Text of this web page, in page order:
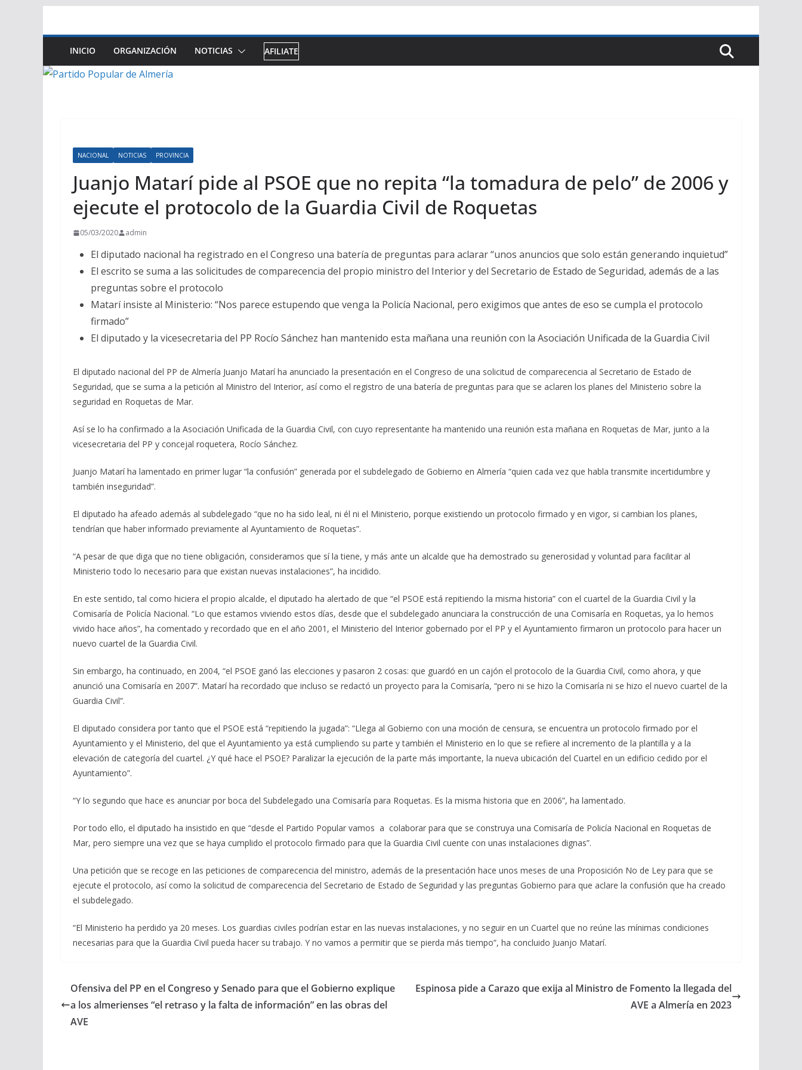
contenido
INICIO ORGANIZACIÓN NOTICIAS AFILIATE
NACIONAL NOTICIAS PROVINCIA
Juanjo Matarí pide al PSOE que no repita “la tomadura de pelo” de 2006 y
ejecute el protocolo de la Guardia Civil de Roquetas
05/03/2020 admin
El diputado nacional ha registrado en el Congreso una batería de preguntas para aclarar “unos anuncios que solo están generando inquietud”
El escrito se suma a las solicitudes de comparecencia del propio ministro del Interior y del Secretario de Estado de Seguridad, además de a las
preguntas sobre el protocolo
Matarí insiste al Ministerio: “Nos parece estupendo que venga la Policía Nacional, pero exigimos que antes de eso se cumpla el protocolo
firmado”
El diputado y la vicesecretaria del PP Rocío Sánchez han mantenido esta mañana una reunión con la Asociación Unificada de la Guardia Civil
El diputado nacional del PP de Almería Juanjo Matarí ha anunciado la presentación en el Congreso de una solicitud de comparecencia al Secretario de Estado de
Seguridad, que se suma a la petición al Ministro del Interior, así como el registro de una batería de preguntas para que se aclaren los planes del Ministerio sobre la
seguridad en Roquetas de Mar.
Así se lo ha confirmado a la Asociación Unificada de la Guardia Civil, con cuyo representante ha mantenido una reunión esta mañana en Roquetas de Mar, junto a la
vicesecretaria del PP y concejal roquetera, Rocío Sánchez.
Juanjo Matarí ha lamentado en primer lugar “la confusión” generada por el subdelegado de Gobierno en Almería “quien cada vez que habla transmite incertidumbre y
también inseguridad”.
El diputado ha afeado además al subdelegado “que no ha sido leal, ni él ni el Ministerio, porque existiendo un protocolo firmado y en vigor, si cambian los planes,
tendrían que haber informado previamente al Ayuntamiento de Roquetas”.
“A pesar de que diga que no tiene obligación, consideramos que sí la tiene, y más ante un alcalde que ha demostrado su generosidad y voluntad para facilitar al
Ministerio todo lo necesario para que existan nuevas instalaciones”, ha incidido.
En este sentido, tal como hiciera el propio alcalde, el diputado ha alertado de que “el PSOE está repitiendo la misma historia” con el cuartel de la Guardia Civil y la
Comisaría de Policía Nacional. “Lo que estamos viviendo estos días, desde que el subdelegado anunciara la construcción de una Comisaría en Roquetas, ya lo hemos
vivido hace años”, ha comentado y recordado que en el año 2001, el Ministerio del Interior gobernado por el PP y el Ayuntamiento firmaron un protocolo para hacer un
nuevo cuartel de la Guardia Civil.
Sin embargo, ha continuado, en 2004, “el PSOE ganó las elecciones y pasaron 2 cosas: que guardó en un cajón el protocolo de la Guardia Civil, como ahora, y que
anunció una Comisaría en 2007”. Matarí ha recordado que incluso se redactó un proyecto para la Comisaría, “pero ni se hizo la Comisaría ni se hizo el nuevo cuartel de la
Guardia Civil”.
El diputado considera por tanto que el PSOE está “repitiendo la jugada”: “Llega al Gobierno con una moción de censura, se encuentra un protocolo firmado por el
Ayuntamiento y el Ministerio, del que el Ayuntamiento ya está cumpliendo su parte y también el Ministerio en lo que se refiere al incremento de la plantilla y a la
elevación de categoría del cuartel. ¿Y qué hace el PSOE? Paralizar la ejecución de la parte más importante, la nueva ubicación del Cuartel en un edificio cedido por el
Ayuntamiento”.
“Y lo segundo que hace es anunciar por boca del Subdelegado una Comisaría para Roquetas. Es la misma historia que en 2006”, ha lamentado.
Por todo ello, el diputado ha insistido en que “desde el Partido Popular vamos a colaborar para que se construya una Comisaría de Policía Nacional en Roquetas de
Mar, pero siempre una vez que se haya cumplido el protocolo firmado para que la Guardia Civil cuente con unas instalaciones dignas”.
Una petición que se recoge en las peticiones de comparecencia del ministro, además de la presentación hace unos meses de una Proposición No de Ley para que se
ejecute el protocolo, así como la solicitud de comparecencia del Secretario de Estado de Seguridad y las preguntas Gobierno para que aclare la confusión que ha creado
el subdelegado.
“El Ministerio ha perdido ya 20 meses. Los guardias civiles podrían estar en las nuevas instalaciones, y no seguir en un Cuartel que no reúne las mínimas condiciones
necesarias para que la Guardia Civil pueda hacer su trabajo. Y no vamos a permitir que se pierda más tiempo”, ha concluido Juanjo Matarí.
Ofensiva del PP en el Congreso y Senado para que el Gobierno explique
a los almerienses “el retraso y la falta de información” en las obras del
AVE
Espinosa pide a Carazo que exija al Ministro de Fomento la llegada del
AVE a Almería en 2023